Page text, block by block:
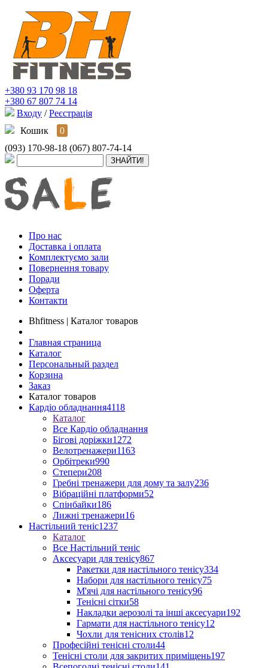
+380 93 170 98 18
+380 67 807 74 14
Входу / Реєстрація
Кошик
0
(093) 170-98-18 (067) 807-74-14
Про нас
Доставка і оплата
Комплектуємо зали
Повернення товару
Поради
Оферта
Контакти
Bhfitness | Каталог товаров
Главная страница
Каталог
Персональный раздел
Корзина
Заказ
Каталог товаров
Кардіо обладнання4118
Каталог
Все Кардіо обладнання
Бігові доріжки1272
Велотренажери1163
Орбітреки990
Степери208
Гребні тренажери для дому та залу236
Вібраційні платформи52
Спінбайки186
Лижні тренажери16
Настільний теніс1237
Каталог
Все Настільний теніс
Аксесуари для тенісу867
Ракетки для настільного тенісу334
Набори для настільного тенісу75
М'ячі для настільного тенісу96
Тенісні сітки58
Накладки аерозолі та інші аксесуари192
Гармати для настільного тенісу12
Чохли для тенісних столів12
Професійні тенісні столи44
Тенісні столи для закритих приміщень197